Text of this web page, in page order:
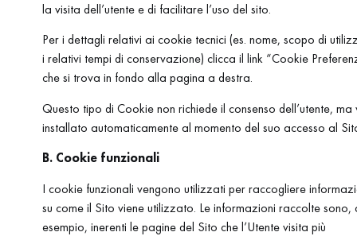
la visita dell’utente e di facilitare l’uso del sito.
Per i dettagli relativi ai cookie tecnici (es. nome, scopo di
i relativi tempi di conservazione) clicca il link “Cookie
che si trova in fondo alla pagina a destra.
Questo tipo di Cookie non richiede il consenso dell’utente, ma
installato automaticamente al momento del suo accesso al
B. Cookie funzionali
I cookie funzionali vengono utilizzati per raccogliere
su come il Sito viene utilizzato. Le informazioni raccolte sono,
esempio, inerenti le pagine del Sito che l’Utente visita più